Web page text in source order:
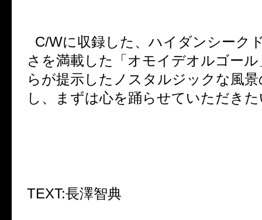
C/Wに収録した、ハイダンシーク
さを満載した「オモイデオルゴー
らが提示したノスタルジックな風
し、まずは心を踊らせていただき
TEXT:長澤智典